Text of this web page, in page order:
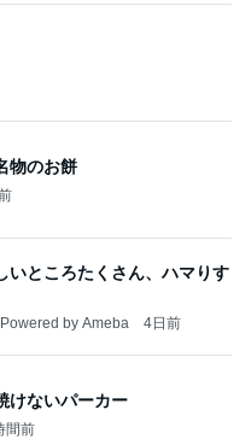
物のお餅
いところたくさん、ハマりす
by Ameba 4日前
けないパーカー
間前